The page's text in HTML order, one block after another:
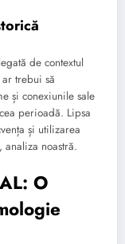
de contextul
trebui să
și conexiunile sale
perioadă. Lipsa
și utilizarea
noastră.
O